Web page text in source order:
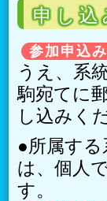
申し
参加申込
うえ、系
駒宛てに
し込みく
●所属す
は、個人
す。